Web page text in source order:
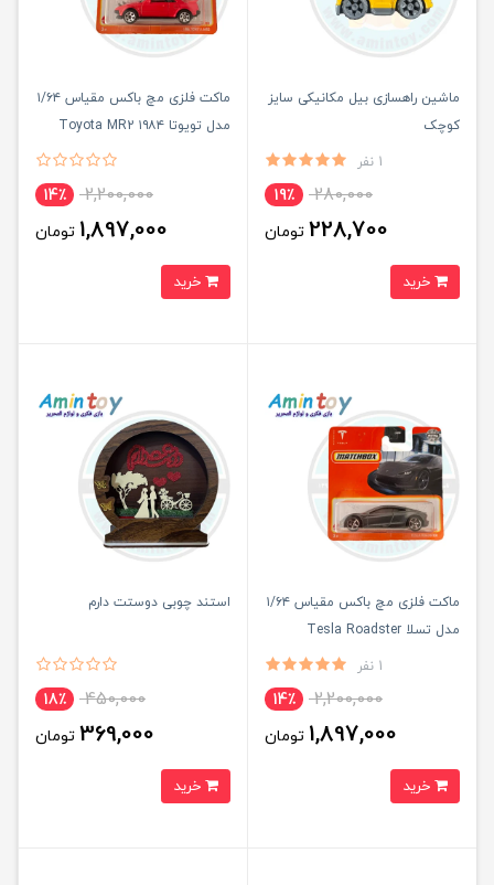
ماشین راهسازی بیل مکانیکی سایز
کوچک
1 نفر
280,000 19٪
228,700 تومان
ماکت فلزی مچ باکس مقیاس ۱/۶۴
مدل تویوتا ۱۹۸۴ Toyota MR2
2,200,000 14٪
1,897,000 تومان
ماکت فلزی مچ باکس مقیاس ۱/۶۴
مدل تسلا Tesla Roadster
1 نفر
2,200,000 14٪
1,897,000 تومان
استند چوبی دوستت دارم
450,000 18٪
369,000 تومان